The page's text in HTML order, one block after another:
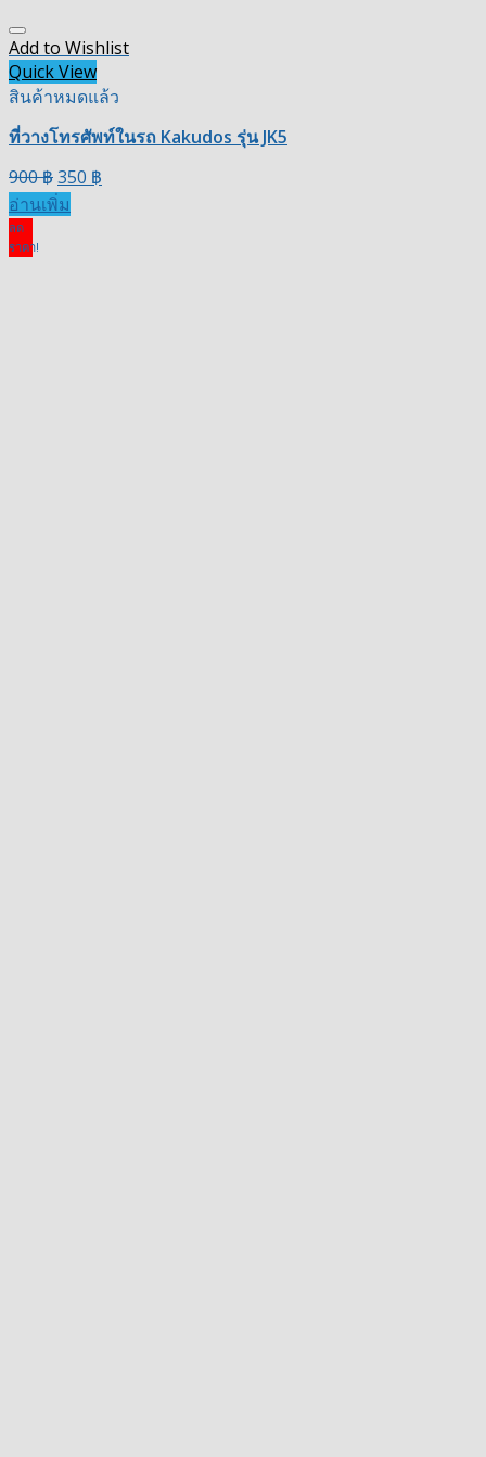
Add to Wishlist
Quick View
สินค้าหมดแล้ว
ที่วางโทรศัพท์ในรถ Kakudos รุ่น JK5
900฿350 ฿
อ่านเพิ่ม
ลด
ราคา!